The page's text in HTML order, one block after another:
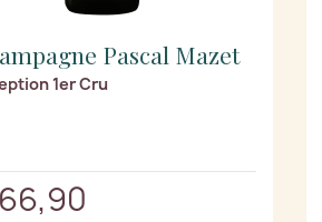
Pascal Mazet
1er Cru